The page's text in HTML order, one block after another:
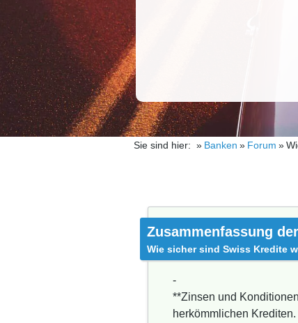
Sie sind hier: Banken Forum
Zusammenfassung
Wie sicher sind Swiss Kredite
-
**Zinsen und
herkömmlichen